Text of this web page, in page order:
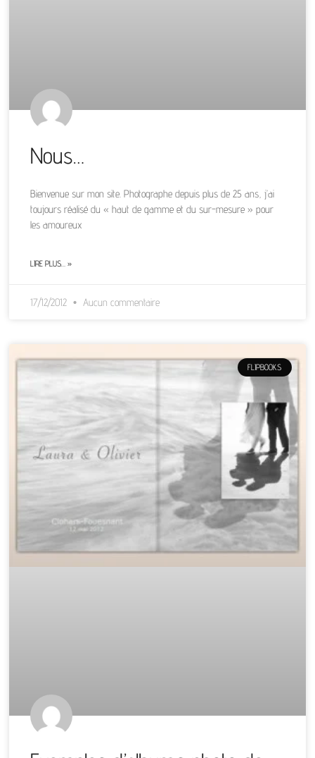
Nous…
Bienvenue sur mon site. Photographe depuis plus de 25 ans, j’ai
toujours réalisé du « haut de gamme et du sur-mesure » pour
les amoureux
LIRE PLUS… »
17/12/2012 Aucun commentaire
FLIPBOOKS